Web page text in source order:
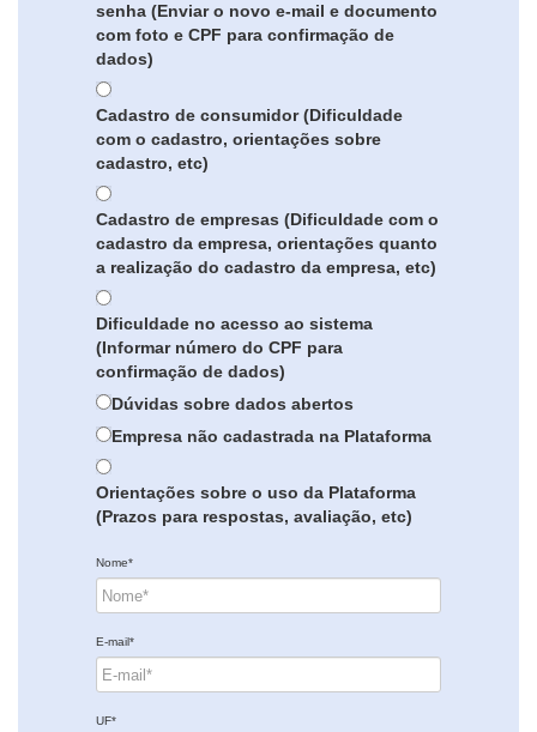
senha (Enviar o novo e-mail e documento
com foto e CPF para confirmação de
dados)
Cadastro de consumidor (Dificuldade
com o cadastro, orientações sobre
cadastro, etc)
Cadastro de empresas (Dificuldade com o
cadastro da empresa, orientações quanto
a realização do cadastro da empresa, etc)
Dificuldade no acesso ao sistema
(Informar número do CPF para
confirmação de dados)
Dúvidas sobre dados abertos
Empresa não cadastrada na Plataforma
Orientações sobre o uso da Plataforma
(Prazos para respostas, avaliação, etc)
Nome*
E-mail*
UF*